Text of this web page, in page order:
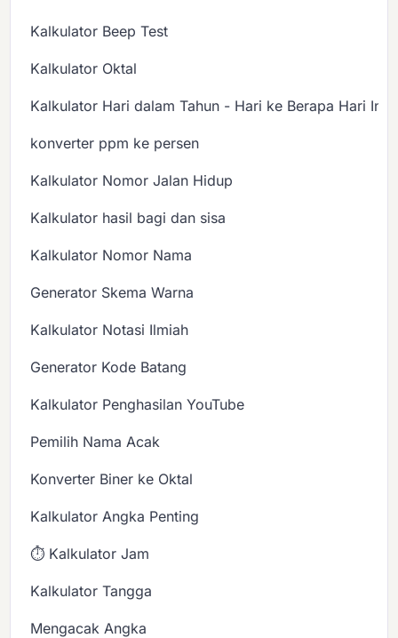
Kalkulator Beep Test
Kalkulator Oktal
Kalkulator Hari dalam Tahun - Hari ke Berapa Hari Ini?
konverter ppm ke persen
Kalkulator Nomor Jalan Hidup
Kalkulator hasil bagi dan sisa
Kalkulator Nomor Nama
Generator Skema Warna
Kalkulator Notasi Ilmiah
Generator Kode Batang
Kalkulator Penghasilan YouTube
Pemilih Nama Acak
Konverter Biner ke Oktal
Kalkulator Angka Penting
⏱️ Kalkulator Jam
Kalkulator Tangga
Mengacak Angka